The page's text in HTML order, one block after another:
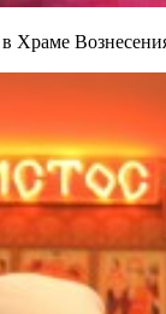
Храме